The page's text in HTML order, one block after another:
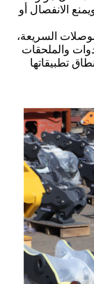
الانفصال أو
السريعة،
والملحقات
تطبيقاتها